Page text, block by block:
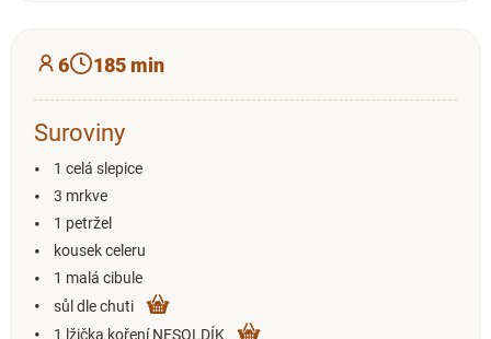
6 185 min
Suroviny
1 celá slepice
3 mrkve
1 petržel
kousek celeru
1 malá cibule
sůl dle chuti
1 lžička koření NESOLDÍK